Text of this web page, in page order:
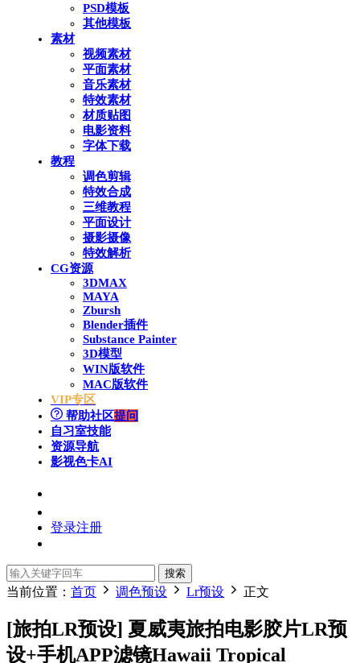
PSD模板
其他模板
素材
视频素材
平面素材
音乐素材
特效素材
材质贴图
电影资料
字体下载
教程
调色剪辑
特效合成
三维教程
平面设计
摄影摄像
特效解析
CG资源
3DMAX
MAYA
Zbursh
Blender插件
Substance Painter
3D模型
WIN版软件
MAC版软件
VIP专区
帮助社区提问
自习室技能
资源导航
影视色卡AI
登录注册
搜索
当前位置： 首页 调色预设 Lr预设 正文
[旅拍LR预设] 夏威夷旅拍电影胶片LR预
设+手机APP滤镜Hawaii Tropical